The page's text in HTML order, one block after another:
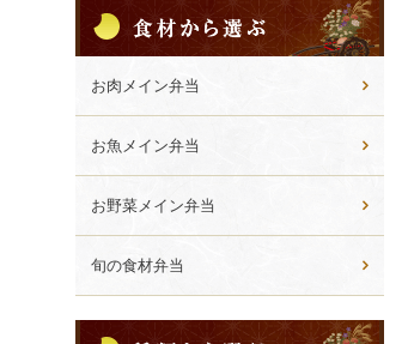
材
か
ら
選
ぶ
お肉メイン弁当
お魚メイン弁当
お野菜メイン弁当
旬の食材弁当